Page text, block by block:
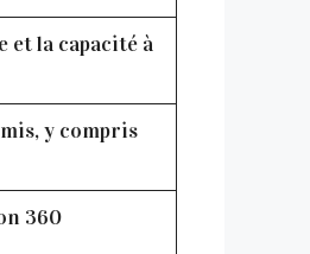
et la capacité à
y compris
360